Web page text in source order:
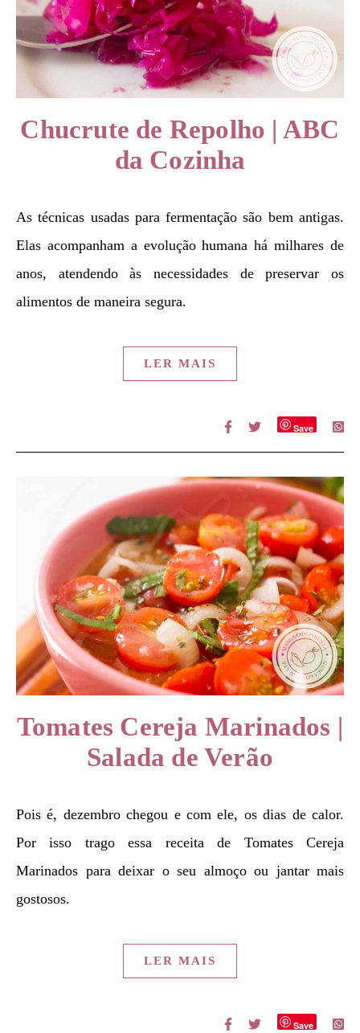
Chucrute de Repolho | ABC
da Cozinha
As técnicas usadas para fermentação são bem antigas.
Elas acompanham a evolução humana há milhares de
anos, atendendo às necessidades de preservar os
alimentos de maneira segura.
LER MAIS
Save
Tomates Cereja Marinados |
Salada de Verão
Pois é, dezembro chegou e com ele, os dias de calor.
Por isso trago essa receita de Tomates Cereja
Marinados para deixar o seu almoço ou jantar mais
gostosos.
LER MAIS
Save